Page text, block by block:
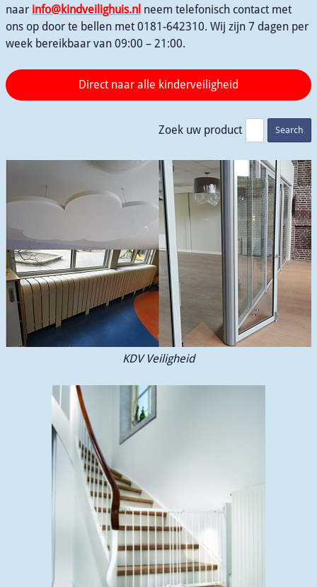
naar info@kindveilighuis.nl neem telefonisch contact met
ons op door te bellen met 0181-642310. Wij zijn 7 dagen per
week bereikbaar van 09:00 – 21:00.
Zoek uw product
KDV Veiligheid